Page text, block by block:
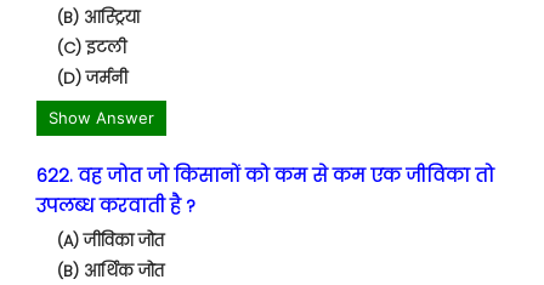
(B) आस्ट्रिया
(C) इटली
(D) जर्मनी
Show Answer
622. वह जोत जो किसानों को कम से कम एक जीविका तो
उपलब्ध करवाती है ?
(A) जीविका जोत
(B) आर्थिक जोत